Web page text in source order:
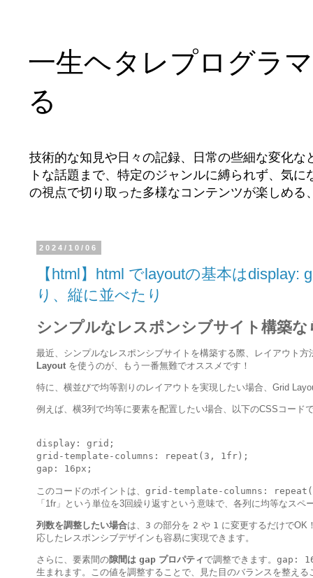
一生ヘタレプログラ
る
技術的な知見や日々の記録、日常の些細な変化
トな話題まで、特定のジャンルに縛られず、気
の視点で切り取った多様なコンテンツが楽しめ
2024/10/06
【html】html でlayoutの基本は
り、縦に並べたり
シンプルなレスポンシブサイト構築
最近、シンプルなレスポンシブサイトを構築する際、レイアウト
Layout を使うのが、もう一番無難でオススメです！
特に、横並びで均等割りのレイアウトを実現したい場合、Grid
例えば、横3列で均等に要素を配置したい場合、以下のCSSコード
display: grid;
grid-template-columns: repeat(3, 1fr);
このコードのポイントは、 grid-template-columns:
「1fr」という単位を3回繰り返すという意味で、各列に均等なスペ
列数を調整したい場合は、 3 の部分を 2 や 1 に変更するだけでOK
応したレスポンシブデザインも容易に実現できます。
さらに、要素間の隙間は gap プロパティ で調整できます。 gap:
生まれます。この値を調整することで、見た目のバランスを整える